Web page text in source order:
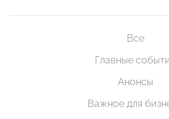
Все
Главные
Анонсы
Важное для